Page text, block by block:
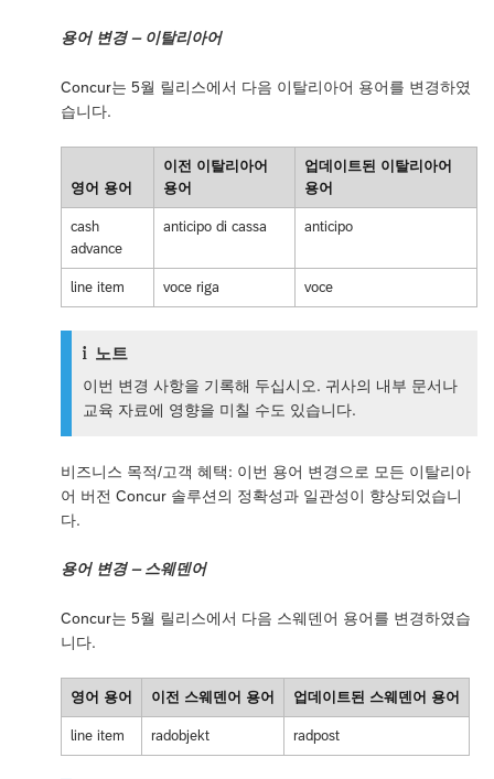
용어 변경 – 이탈리아어
Concur는 5월 릴리스에서 다음 이탈리아어 용어를 변경하였
습니다.
영어 용어
이전 이탈리아어
용어
업데이트된 이탈리아어
용어
cash
advance
anticipo di cassa anticipo
line item voce riga voce
노트
이번 변경 사항을 기록해 두십시오. 귀사의 내부 문서나
교육 자료에 영향을 미칠 수도 있습니다.
비즈니스 목적/고객 혜택: 이번 용어 변경으로 모든 이탈리아
어 버전 Concur 솔루션의 정확성과 일관성이 향상되었습니
다.
용어 변경 – 스웨덴어
Concur는 5월 릴리스에서 다음 스웨덴어 용어를 변경하였습
니다.
영어 용어 이전 스웨덴어 용어 업데이트된 스웨덴어 용어
line item radobjekt radpost